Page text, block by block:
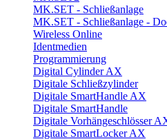
MK.SET - Schließanlage
MK.SET - Schließanlage -
Wireless Online
Identmedien
Programmierung
Digital Cylinder AX
Digitale Schließzylinder
Digitale SmartHandle AX
Digitale SmartHandle
Digitale Vorhängeschlösser
Digitale SmartLocker AX